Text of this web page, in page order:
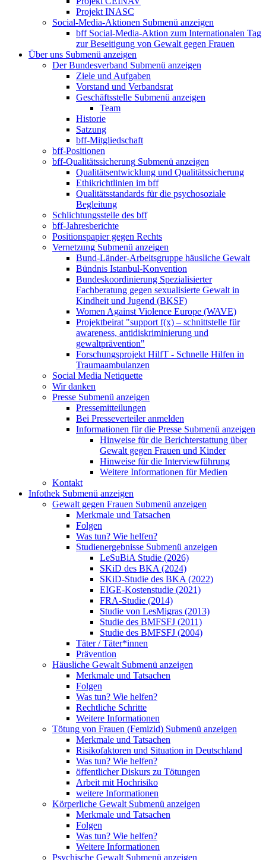
Projekt INASC
Social-Media-Aktionen Submenü anzeigen
bff Social-Media-Aktion zum Internationalen Tag
zur Beseitigung von Gewalt gegen Frauen
Über uns Submenü anzeigen
Der Bundesverband Submenü anzeigen
Ziele und Aufgaben
Vorstand und Verbandsrat
Geschäftsstelle Submenü anzeigen
Team
Historie
Satzung
bff-Mitgliedschaft
bff-Positionen
bff-Qualitätssicherung Submenü anzeigen
Qualitätsentwicklung und Qualitätssicherung
Ethikrichtlinien im bff
Qualitätsstandards für die psychosoziale
Begleitung
Schlichtungsstelle des bff
bff-Jahresberichte
Positionspapier gegen Rechts
Vernetzung Submenü anzeigen
Bund-Länder-Arbeitsgruppe häusliche Gewalt
Bündnis Istanbul-Konvention
Bundeskoordinierung Spezialisierter
Fachberatung gegen sexualisierte Gewalt in
Kindheit und Jugend (BKSF)
Women Against Violence Europe (WAVE)
Projektbeirat "support f(x) – schnittstelle für
awareness, antidiskriminierung und
gewaltprävention"
Forschungsprojekt HilfT - Schnelle Hilfen in
Traumaambulanzen
Social Media Netiquette
Wir danken
Presse Submenü anzeigen
Pressemitteilungen
Bei Presseverteiler anmelden
Informationen für die Presse Submenü anzeigen
Hinweise für die Berichterstattung über
Gewalt gegen Frauen und Kinder
Hinweise für die Interviewführung
Weitere Informationen für Medien
Kontakt
Infothek Submenü anzeigen
Gewalt gegen Frauen Submenü anzeigen
Merkmale und Tatsachen
Folgen
Was tun? Wie helfen?
Studienergebnisse Submenü anzeigen
LeSuBiA Studie (2026)
SKiD des BKA (2024)
SKiD-Studie des BKA (2022)
EIGE-Kostenstudie (2021)
FRA-Studie (2014)
Studie von LesMigras (2013)
Studie des BMFSFJ (2011)
Studie des BMFSFJ (2004)
Täter / Täter*innen
Prävention
Häusliche Gewalt Submenü anzeigen
Merkmale und Tatsachen
Folgen
Was tun? Wie helfen?
Rechtliche Schritte
Weitere Informationen
Tötung von Frauen (Femizid) Submenü anzeigen
Merkmale und Tatsachen
Risikofaktoren und Situation in Deutschland
Was tun? Wie helfen?
öffentlicher Diskurs zu Tötungen
Arbeit mit Hochrisiko
weitere Informationen
Körperliche Gewalt Submenü anzeigen
Merkmale und Tatsachen
Folgen
Was tun? Wie helfen?
Weitere Informationen
Psychische Gewalt Submenü anzeigen